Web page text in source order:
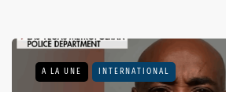
A LA UNE INTERNATIONAL